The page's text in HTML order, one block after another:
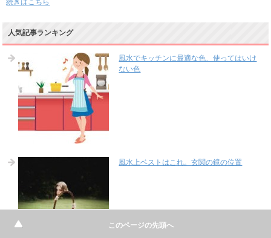
人気記事ランキング
風水でキッチンに最適な色、使ってはいけ
ない色
風水上ベストはこれ。玄関の鏡の位置
このページの先頭へ